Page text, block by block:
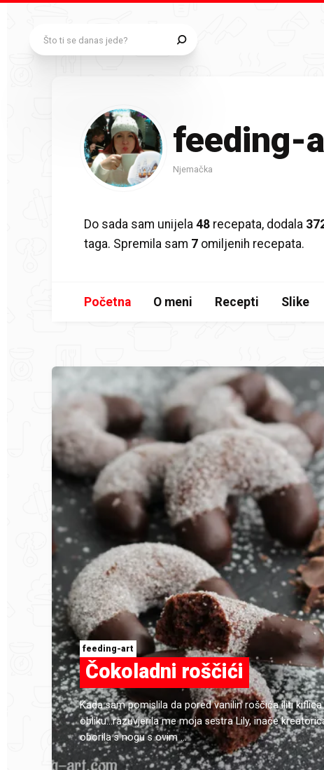
feeding-
Njemačka
Do sada sam unijela48 recepata, dodala
taga. Spremila sam 7 omiljenih recepata.
Početna O meni Recepti Slike
feeding-art
Čokoladni roščići
Kada sam pomislila da pored vanilin roščića iliti
obliku...razuvjerila me moja sestra Lily, inače
oborila s nogu s ovim ...
Što ti se danas jede?